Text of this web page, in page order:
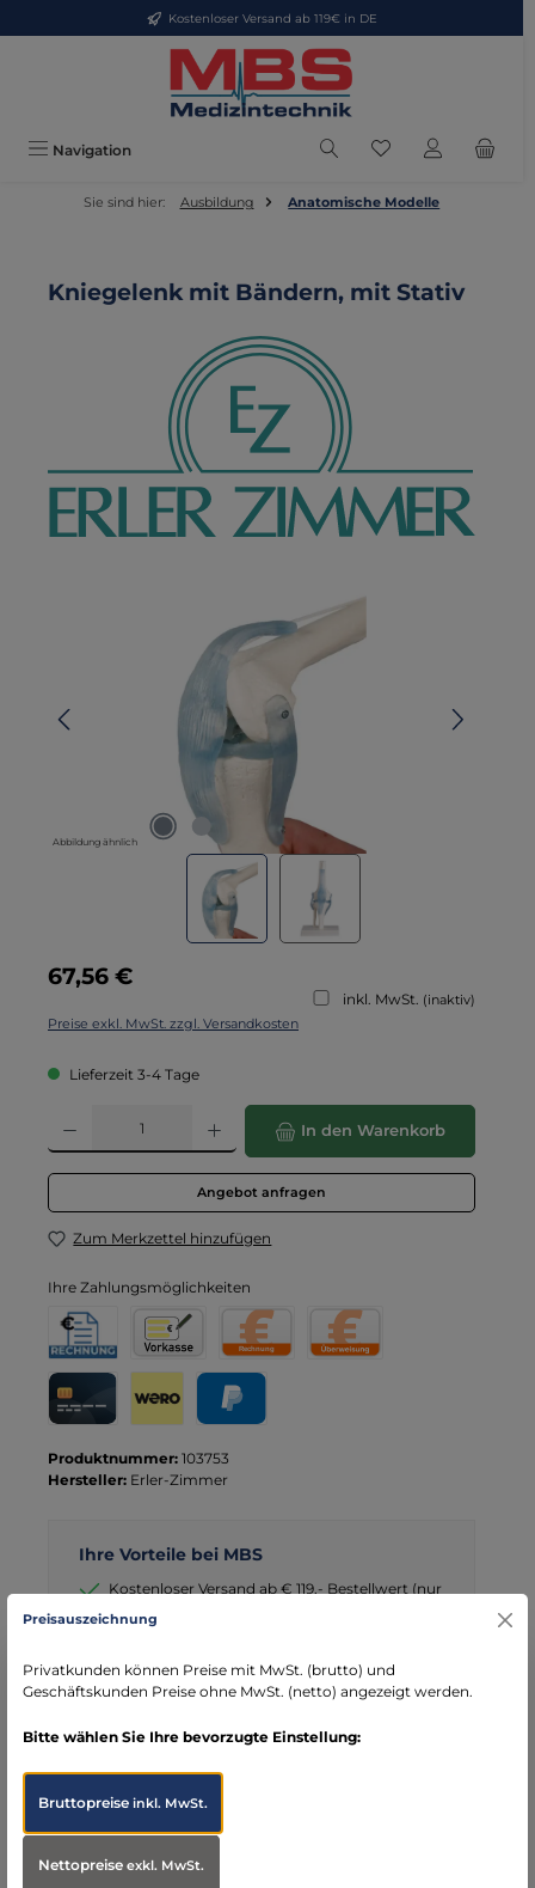
Zum Hauptinhalt springenKostenloser Versand ab 119€ in DE
Navigation Du hast 0
Sie sind hier: Ausbildung Anatomische Modelle
Kniegelenk mit Bändern, mit Stativ
Abbildung ähnlich
Regulärer Preis:
67,56 €
inkl. MwSt. (inaktiv)
Preise exkl. MwSt. zzgl. Versandkosten
Lieferzeit 3-4 Tage
Produkt Anzahl: Gib den gewünschten Wert ein oder benutze die
In den Warenkorb
Angebot anfragen
Zum Merkzettel hinzufügen
Ihre Zahlungsmöglichkeiten
Rechnung
Rechnung für Behörden
Vorkasse
Produktnummer: 103753
Hersteller: Erler-Zimmer
Ihre Vorteile bei MBS
Kostenloser Versand ab € 119,- Bestellwert (nur
DE)
seit über 15 Jahren kompetenter Partner im
Bereich Notfallmedizin
Beschreibung
Naturabguss des Kniegelenks eines Menschen. Mit Stümpfen
Preisauszeichnung
Privatkunden können Preise mit MwSt. (brutto) und
Geschäftskunden Preise ohne MwSt. (netto) angezeigt werden.
Bitte wählen Sie Ihre bevorzugte Einstellung:
Bruttopreiseinkl. MwSt.
Nettopreiseexkl. MwSt.